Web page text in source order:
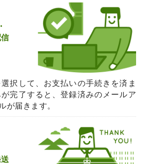
択して、お支払いの手続きを済ま
完了すると、登録済みのメールア
が届きます。